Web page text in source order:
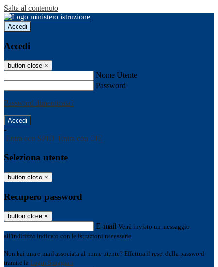
Salta al contenuto
Accedi
Accedi
button close ×
Nome Utente
Password
Password dimenticata?
-
Entra con SPID Entra con CIE
Seleziona utente
button close ×
Recupero password
button close ×
E-mail Verrà inviato un messaggio
all'indirizzo indicato con le istruzioni necessarie.
Non hai una e-mail associata al nome utente? Effettua il reset della password
tramite la Login Spaggiari